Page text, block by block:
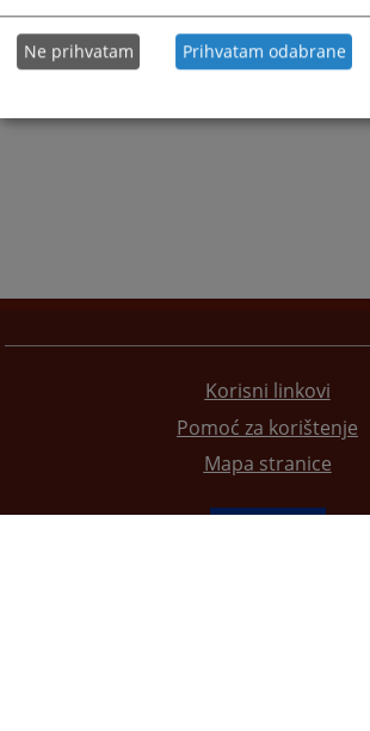
Korisni linkovi
Pomoć za korištenje
Mapa stranice
Ne prihvatam Prihvatam odabrane